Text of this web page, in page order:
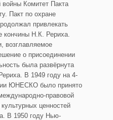
войны Комитет Пакта
Пакт по охране
привлекать
кончины Н.К. Рериха.
возглавляемое
о присоединении
была развёрнута
В 1949 году на 4-
ЮНЕСКО было принято
правовой
ценностей
В 1950 году Нью-